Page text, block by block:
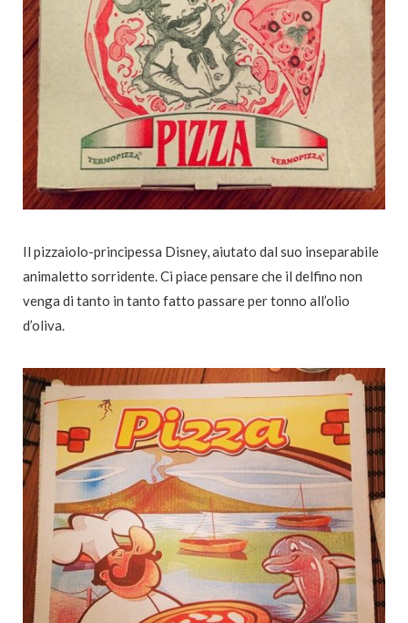
Il pizzaiolo-principessa Disney, aiutato dal suo inseparabile
animaletto sorridente. Ci piace pensare che il delfino non
venga di tanto in tanto fatto passare per tonno all’olio
d’oliva.